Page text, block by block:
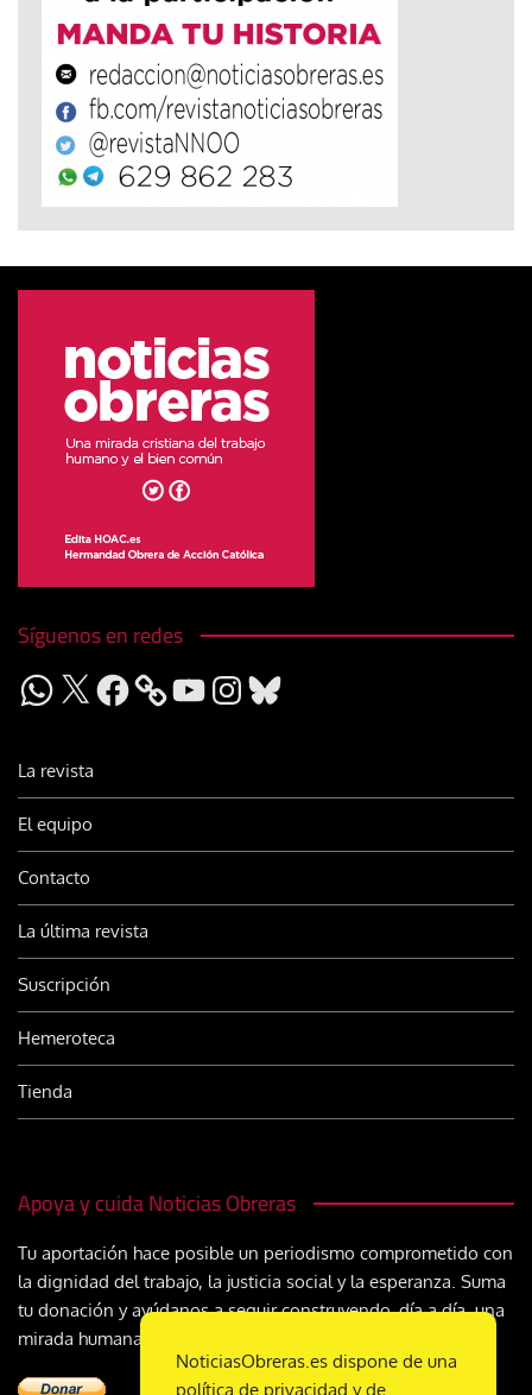
Síguenos en redes
WhatsApp
X Facebook YouTubeInstagram
Bluesky
La revista
El equipo
Contacto
La última revista
Suscripción
Hemeroteca
Tienda
Apoya y cuida Noticias Obreras
Tu aportación hace posible un periodismo comprometido con
la dignidad del trabajo, la justicia social y la esperanza. Suma
tu donación y ayúdanos a seguir construyendo, día a día, una
mirada humana y cristiana sobre el mundo del trabajo
NoticiasObreras.es dispone de una
política de privacidad y de